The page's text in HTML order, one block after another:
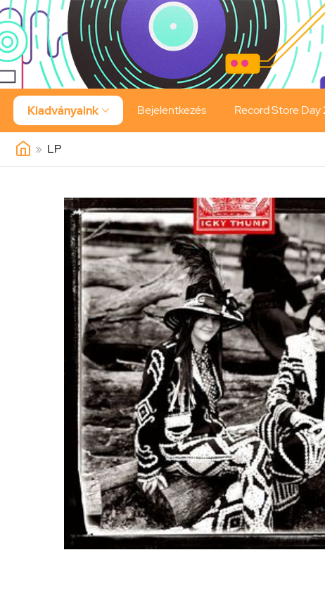
Kiadványaink  Bejelentkezés Record Store
» LP